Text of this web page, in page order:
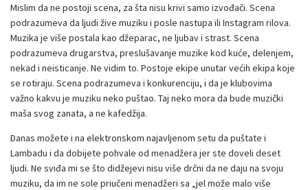
Mislim da ne postoji scena, za šta nisu krivi samo izvođači. Scena
podrazumeva da ljudi žive muziku i posle nastupa ili Instagram rilova.
Muzika je više postala kao džeparac, ne ljubav i strast. Scena
podrazumeva drugarstva, preslušavanje muzike kod kuće, delenjem,
nekad i neisticanje. Ne vidim to. Postoje ekipe unutar većih ekipa koje
se rotiraju. Scena podrazumeva i konkurenciju, i da je klubovima
važno kakvu je muziku neko puštao. Taj neko mora da bude muzički
maša svog zanata, a ne kafedžija.
Danas možete i na elektronskom najavljenom setu da puštate i
Lambadu i da dobijete pohvale od menadžera jer ste doveli deset
ljudi. Ne sviđa mi se što didžejevi nisu više drčni da ne daju na svoju
muziku, da im ne sole priučeni menadžeri sa „jel može malo više